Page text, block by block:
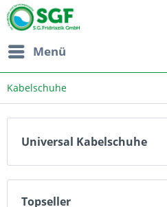
Menü
Kabelschuhe
Universal Kabelschuhe
Topseller